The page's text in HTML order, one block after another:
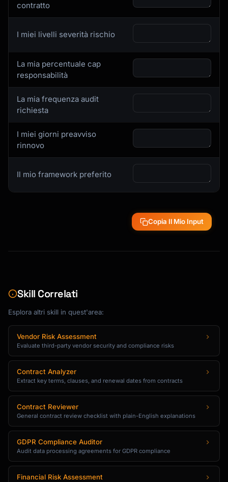
contratto
I miei livelli severità rischio
La mia percentuale cap
responsabilità
La mia frequenza audit
richiesta
I miei giorni preavviso
rinnovo
Il mio framework preferito
Copia Il Mio Input
Skill Correlati
Esplora altri skill in quest'area:
Vendor Risk Assessment
Evaluate third-party vendor security and compliance risks
Contract Analyzer
Extract key terms, clauses, and renewal dates from contracts
Contract Reviewer
General contract review checklist with plain-English explanations
GDPR Compliance Auditor
Audit data processing agreements for GDPR compliance
Financial Risk Assessment